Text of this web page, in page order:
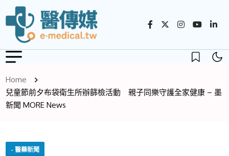
Home
兒童節前夕布袋衛生所辦篩檢活動 親子同樂守護全家健康 – 墨
新聞 MORE News
- 醫藥新聞